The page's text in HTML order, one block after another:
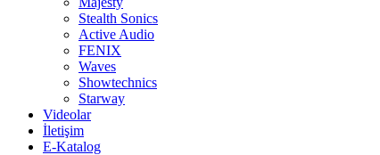
Stealth Sonics
Active Audio
FENIX
Waves
Showtechnics
Starway
Videolar
İletişim
E-Katalog